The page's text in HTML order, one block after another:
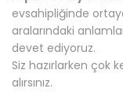
evsahipliğinde
aralarındaki
devet ediyoruz.
Siz hazırlarken çok
alırsınız.